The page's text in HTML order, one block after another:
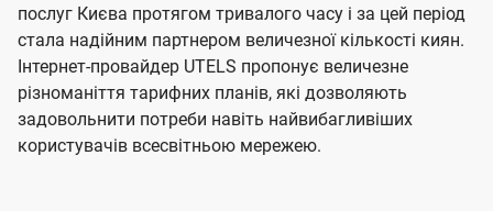
послуг Києва протягом тривалого часу і за цей період
стала надійним партнером величезної кількості киян.
Інтернет-провайдер UTELS пропонує величезне
різноманіття тарифних планів, які дозволяють
задовольнити потреби навіть найвибагливіших
користувачів всесвітньою мережею.